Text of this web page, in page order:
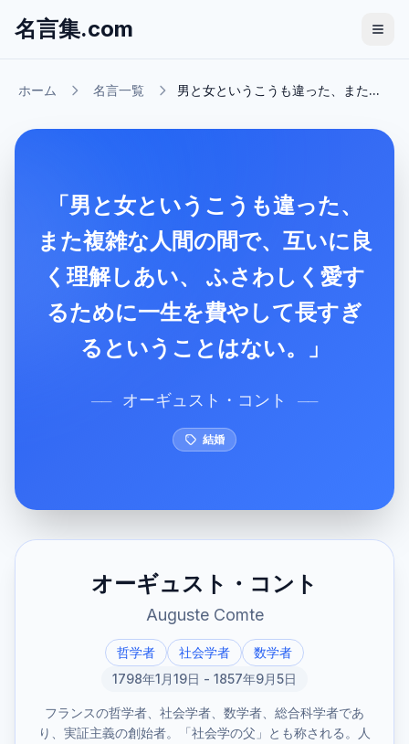
名言集.com
ホーム 名言一覧 男と女というこうも違った、また...
「男と女というこうも違った、
また複雑な人間の間で、互いに良
く理解しあい、 ふさわしく愛す
るために一生を費やして長すぎ
るということはない。」
── オーギュスト・コント ──
結婚
オーギュスト・コント
Auguste Comte
哲学者 社会学者
数学者
1798年1月19日 - 1857年9月5日
フランスの哲学者、社会学者、数学者、総合科学者であ
り、実証主義の創始者。「社会学の父」とも称される。人